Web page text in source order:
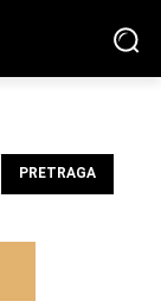
PRETRAGA